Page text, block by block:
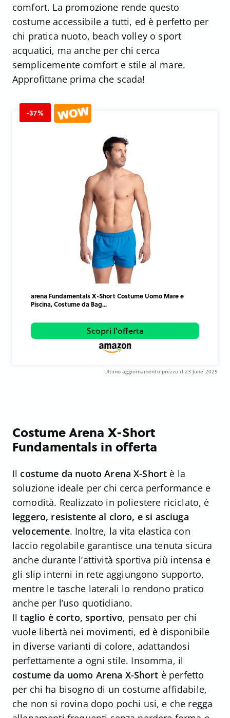
comfort. La promozione rende questo
costume accessibile a tutti, ed è perfetto per
chi pratica nuoto, beach volley o sport
acquatici, ma anche per chi cerca
semplicemente comfort e stile al mare.
Approfittane prima che scada!
-37%
arena Fundamentals X-Short Costume Uomo Mare e
Piscina, Costume da Bag...
Scopri l'offerta
Ultimo aggiornamento prezzo il 23 June 2025
Costume Arena X-Short
Fundamentals in offerta
Il costume da nuoto Arena X-Short è la
soluzione ideale per chi cerca performance e
comodità. Realizzato in poliestere riciclato, è
leggero, resistente al cloro, e si asciuga
velocemente. Inoltre, la vita elastica con
laccio regolabile garantisce una tenuta sicura
anche durante l’attività sportiva più intensa e
gli slip interni in rete aggiungono supporto,
mentre le tasche laterali lo rendono pratico
anche per l’uso quotidiano.
Iltaglio è corto, sportivo, pensato per chi
vuole libertà nei movimenti, ed è disponibile
in diverse varianti di colore, adattandosi
perfettamente a ogni stile. Insomma, il
costume da uomo Arena X-Short è perfetto
per chi ha bisogno di un costume affidabile,
che non si rovina dopo pochi usi, e che regga